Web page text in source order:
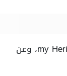
هناك بعض المواقع الهامة التي يمكن من خلالها العثور على النسب كاملاً بأسهل الطرق، ومنها موقع my Heritage، وعن